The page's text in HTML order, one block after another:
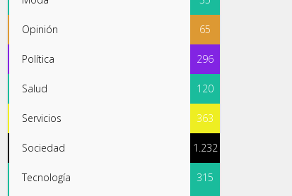
Opinión 65
Política 296
Salud 120
Servicios 363
Sociedad 1.232
Tecnología 315